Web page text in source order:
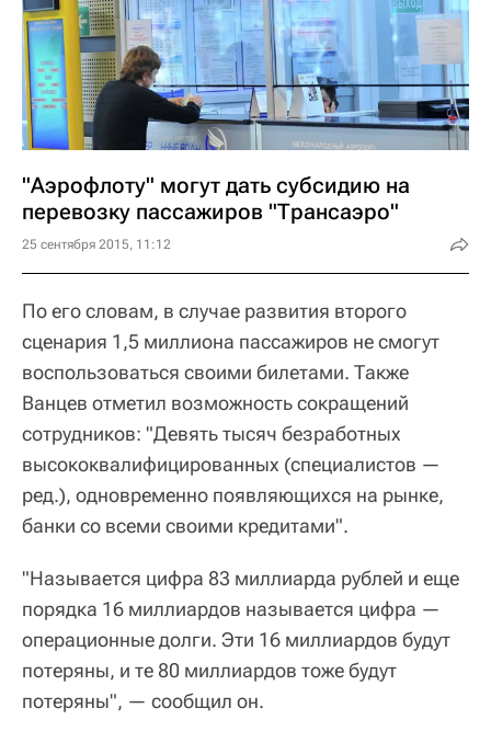
"Аэрофлоту" могут дать субсидию на
перевозку пассажиров "Трансаэро"
25 сентября 2015, 11:12
По его словам, в случае развития второго
сценария 1,5 миллиона пассажиров не смогут
воспользоваться своими билетами. Также
Ванцев отметил возможность сокращений
сотрудников: "Девять тысяч безработных
высококвалифицированных (специалистов —
ред.), одновременно появляющихся на рынке,
банки со всеми своими кредитами".
"Называется цифра 83 миллиарда рублей и еще
порядка 16 миллиардов называется цифра —
операционные долги. Эти 16 миллиардов будут
потеряны, и те 80 миллиардов тоже будут
потеряны", — сообщил он.